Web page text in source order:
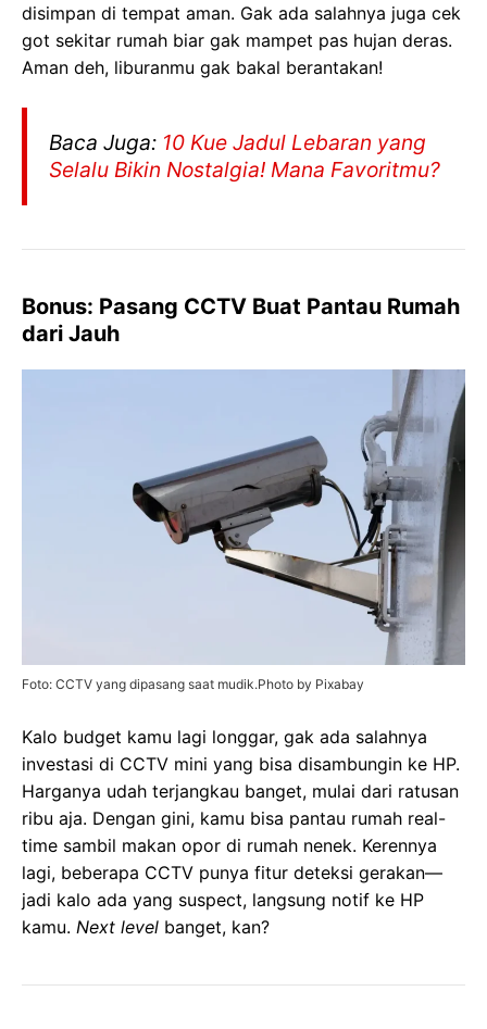
disimpan di tempat aman. Gak ada salahnya juga cek
got sekitar rumah biar gak mampet pas hujan deras.
Aman deh, liburanmu gak bakal berantakan!
Baca Juga: 10 Kue Jadul Lebaran yang
Selalu Bikin Nostalgia! Mana Favoritmu?
Bonus: Pasang CCTV Buat Pantau Rumah
dari Jauh
Foto: CCTV yang dipasang saat mudik.Photo by Pixabay
Kalo budget kamu lagi longgar, gak ada salahnya
investasi di CCTV mini yang bisa disambungin ke HP.
Harganya udah terjangkau banget, mulai dari ratusan
ribu aja. Dengan gini, kamu bisa pantau rumah real-
time sambil makan opor di rumah nenek. Kerennya
lagi, beberapa CCTV punya fitur deteksi gerakan—
jadi kalo ada yang suspect, langsung notif ke HP
kamu. Next level banget, kan?